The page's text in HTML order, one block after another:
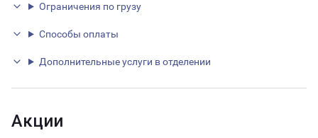
Ограничения по грузу
Способы оплаты
Дополнительные услуги в отделении
Акции